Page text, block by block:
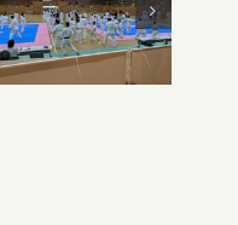
ンジング・パー
ソン空手大
会・ボッチャ交
流会